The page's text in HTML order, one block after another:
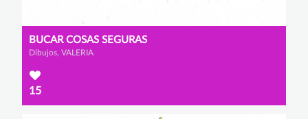
BUCAR COSAS SEGURAS
Dibujos, VALERIA
15